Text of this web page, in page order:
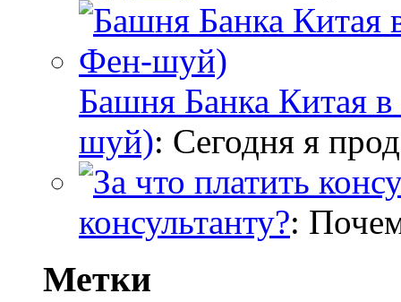
Башня Банка Китая
шуй): Сегодня я
консультанту?:
Метки